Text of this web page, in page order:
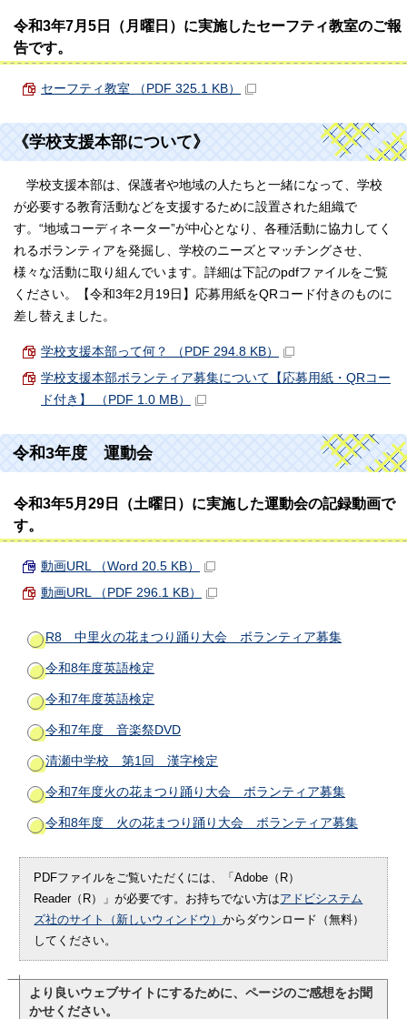
令和3年7月5日（月曜日）に実施したセーフティ教室のご報
告です。
セーフティ教室 （PDF 325.1 KB）
《学校支援本部について》
学校支援本部は、保護者や地域の人たちと一緒になって、学校
が必要する教育活動などを支援するために設置された組織で
す。“地域コーディネーター”が中心となり、各種活動に協力してく
れるボランティアを発掘し、学校のニーズとマッチングさせ、
様々な活動に取り組んでいます。詳細は下記のpdfファイルをご覧
ください。【令和3年2月19日】応募用紙をQRコード付きのものに
差し替えました。
学校支援本部って何？ （PDF 294.8 KB）
学校支援本部ボランティア募集について【応募用紙・QRコー
ド付き】 （PDF 1.0 MB）
令和3年度 運動会
令和3年5月29日（土曜日）に実施した運動会の記録動画で
す。
動画URL （Word 20.5 KB）
動画URL （PDF 296.1 KB）
R8 中里火の花まつり踊り大会 ボランティア募集
令和8年度英語検定
令和7年度英語検定
令和7年度 音楽祭DVD
清瀬中学校 第1回 漢字検定
令和7年度火の花まつり踊り大会 ボランティア募集
令和8年度 火の花まつり踊り大会 ボランティア募集
PDFファイルをご覧いただくには、「Adobe（R）
Reader（R）」が必要です。お持ちでない方はアドビシステム
ズ社のサイト（新しいウィンドウ）からダウンロード（無料）
してください。
より良いウェブサイトにするために、ページのご感想をお聞
かせください。